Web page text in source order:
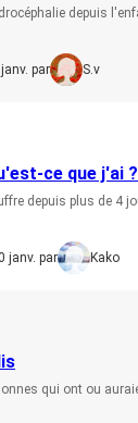
depuis
par S.v
ce que j'ai ?
depuis plus de 4
janv. par Kako
qui ont ou